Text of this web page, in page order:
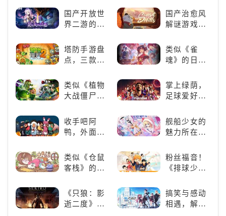
无限
可能
决斗》，牌
佬都爱玩的
（WOTB）
的军事类游
爱的装备出
发吧！
国产开放世
界二游的里
神》
国产治愈风
解谜游戏
丘》
塔防手游盘
点，三款不
防佳作
类似《雀
魂》的日系
好看的ACG
看板娘们等
类似《植物
大战僵尸》
游戏，休闲
娱乐尽在手
中！
掌上绿荫，
足球爱好者
况足球》
收手吧阿
鸭，外面全
舰船少女的
魅力所在：
线》
类似《仓鼠
客栈》的萌
荐！快来养
赛博宠物
粉丝福音！
《排球少
HIGH!!》手
游还原经典
《只狼：影
逝二度》：
搞笑与感动
相遇，解锁